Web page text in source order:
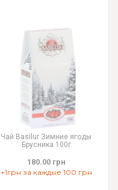
Чай Basilur Зимние ягоды
Брусника 100г
180.00 грн
+1грн за каждые 100 грн